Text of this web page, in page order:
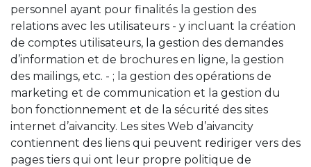
personnel ayant pour finalités la gestion des
relations avec les utilisateurs - y incluant la création
de comptes utilisateurs, la gestion des demandes
d’information et de brochures en ligne, la gestion
des mailings, etc. - ; la gestion des opérations de
marketing et de communication et la gestion du
bon fonctionnement et de la sécurité des sites
internet d’aivancity. Les sites Web d’aivancity
contiennent des liens qui peuvent rediriger vers des
pages tiers qui ont leur propre politique de